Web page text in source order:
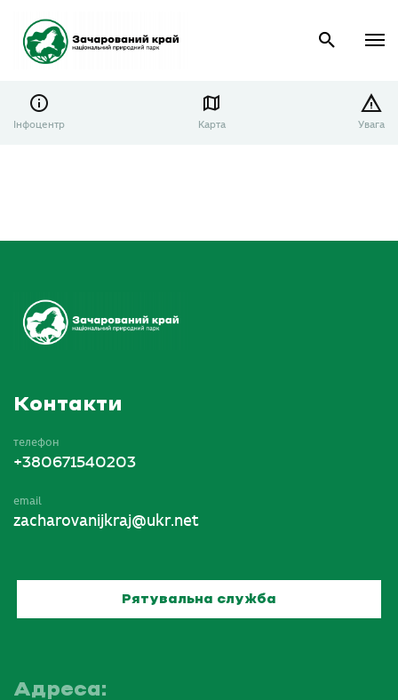
Інфоцентр Карта Увага
Контакти
телефон
+380671540203
email
zacharovanijkraj@ukr.net
Рятувальна служба
Адреса: